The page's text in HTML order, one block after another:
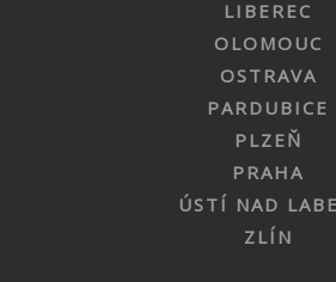
LIBEREC
OLOMOUC
OSTRAVA
PARDUBICE
PLZEŇ
PRAHA
ÚSTÍ NAD
ZLÍN